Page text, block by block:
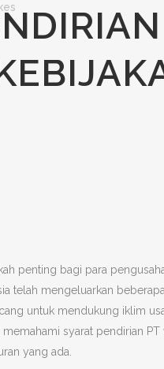
penting bagi para
telah mengeluarkan
untuk mendukung iklim
syarat pendirian
yang ada.